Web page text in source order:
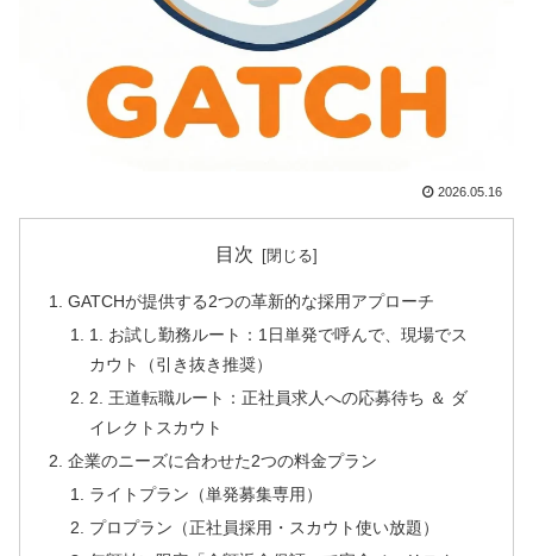
2026.05.16
目次
GATCHが提供する2つの革新的な採用アプローチ
1. お試し勤務ルート：1日単発で呼んで、現場でス
カウト（引き抜き推奨）
2. 王道転職ルート：正社員求人への応募待ち ＆ ダ
イレクトスカウト
企業のニーズに合わせた2つの料金プラン
ライトプラン（単発募集専用）
プロプラン（正社員採用・スカウト使い放題）